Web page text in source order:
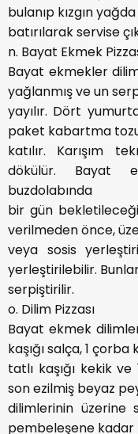
bulanıp kızgın
batırılarak servise
n. Bayat Ekmek
Bayat ekmekler
yağlanmış ve un
yayılır. Dört
paket kabartma
katılır. Karışım
dökülür. Bayat
buzdolabında
bir gün
verilmeden önce,
veya sosis
yerleştirilebilir.
serpiştirilir.
o. Dilim Pizzası
Bayat ekmek
kaşığı salça, 1 çorba
tatlı kaşığı kekik ve
son ezilmiş beyaz
dilimlerinin üzerine
pembeleşene kadar